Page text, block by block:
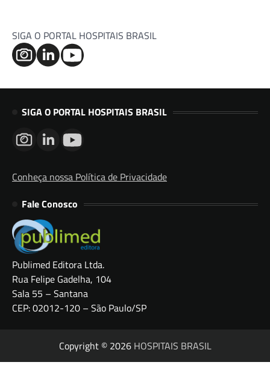
SIGA O PORTAL HOSPITAIS BRASIL
SIGA O PORTAL HOSPITAIS BRASIL
Conheça nossa Política de Privacidade
Fale Conosco
Publimed Editora Ltda.
Rua Felipe Gadelha, 104
Sala 55 – Santana
CEP: 02012-120 – São Paulo/SP
Copyright © 2026 HOSPITAIS BRASIL